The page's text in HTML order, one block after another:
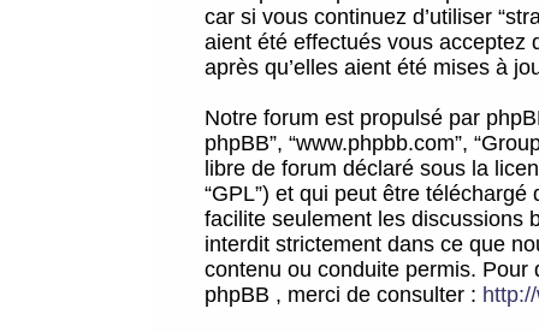
car si vous continuez d’utiliser
aient été effectués vous acceptez
après qu’elles aient été mises à
Notre forum est propulsé par
phpBB”, “www.phpbb.com”,
libre de forum déclaré sous la
“GPL”) et qui peut être téléchargé
facilite seulement les discussions
interdit strictement dans ce que
contenu ou conduite permis.
phpBB , merci de consulter :